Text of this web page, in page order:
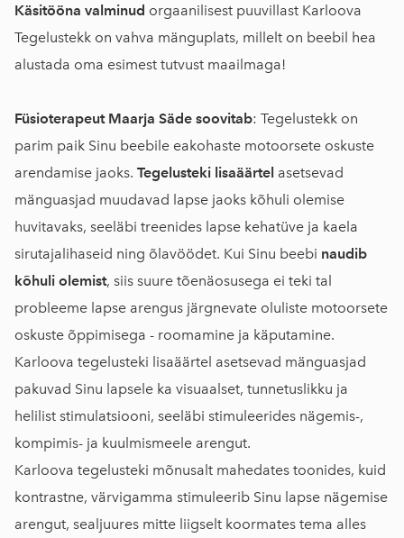
Käsitööna valminud orgaanilisest puuvillast Karloova
Tegelustekk on vahva mänguplats, millelt on beebil hea
alustada oma esimest tutvust maailmaga!
Füsioterapeut Maarja Säde soovitab: Tegelustekk on
parim paik Sinu beebile eakohaste motoorsete oskuste
arendamise jaoks. Tegelusteki lisaäärtel asetsevad
mänguasjad muudavad lapse jaoks kõhuli olemise
huvitavaks, seeläbi treenides lapse kehatüve ja kaela
sirutajalihaseid ning õlavöödet. Kui Sinu beebi naudib
kõhuli olemist, siis suure tõenäosusega ei teki tal
probleeme lapse arengus järgnevate oluliste motoorsete
oskuste õppimisega - roomamine ja käputamine.
Karloova tegelusteki lisaäärtel asetsevad mänguasjad
pakuvad Sinu lapsele ka visuaalset, tunnetuslikku ja
helilist stimulatsiooni, seeläbi stimuleerides nägemis-,
kompimis- ja kuulmismeele arengut.
Karloova tegelusteki mõnusalt mahedates toonides, kuid
kontrastne, värvigamma stimuleerib Sinu lapse nägemise
arengut, sealjuures mitte liigselt koormates tema alles